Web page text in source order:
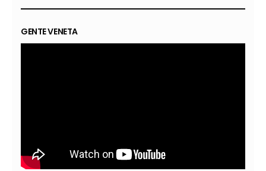
GENTE VENETA